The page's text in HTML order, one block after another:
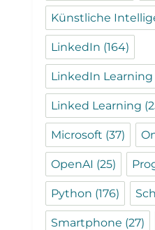
Künstliche
LinkedIn (164)
LinkedIn Learning
Linked Learning
Microsoft (37)
OpenAI (25)
Python (176)
Smartphone (27)